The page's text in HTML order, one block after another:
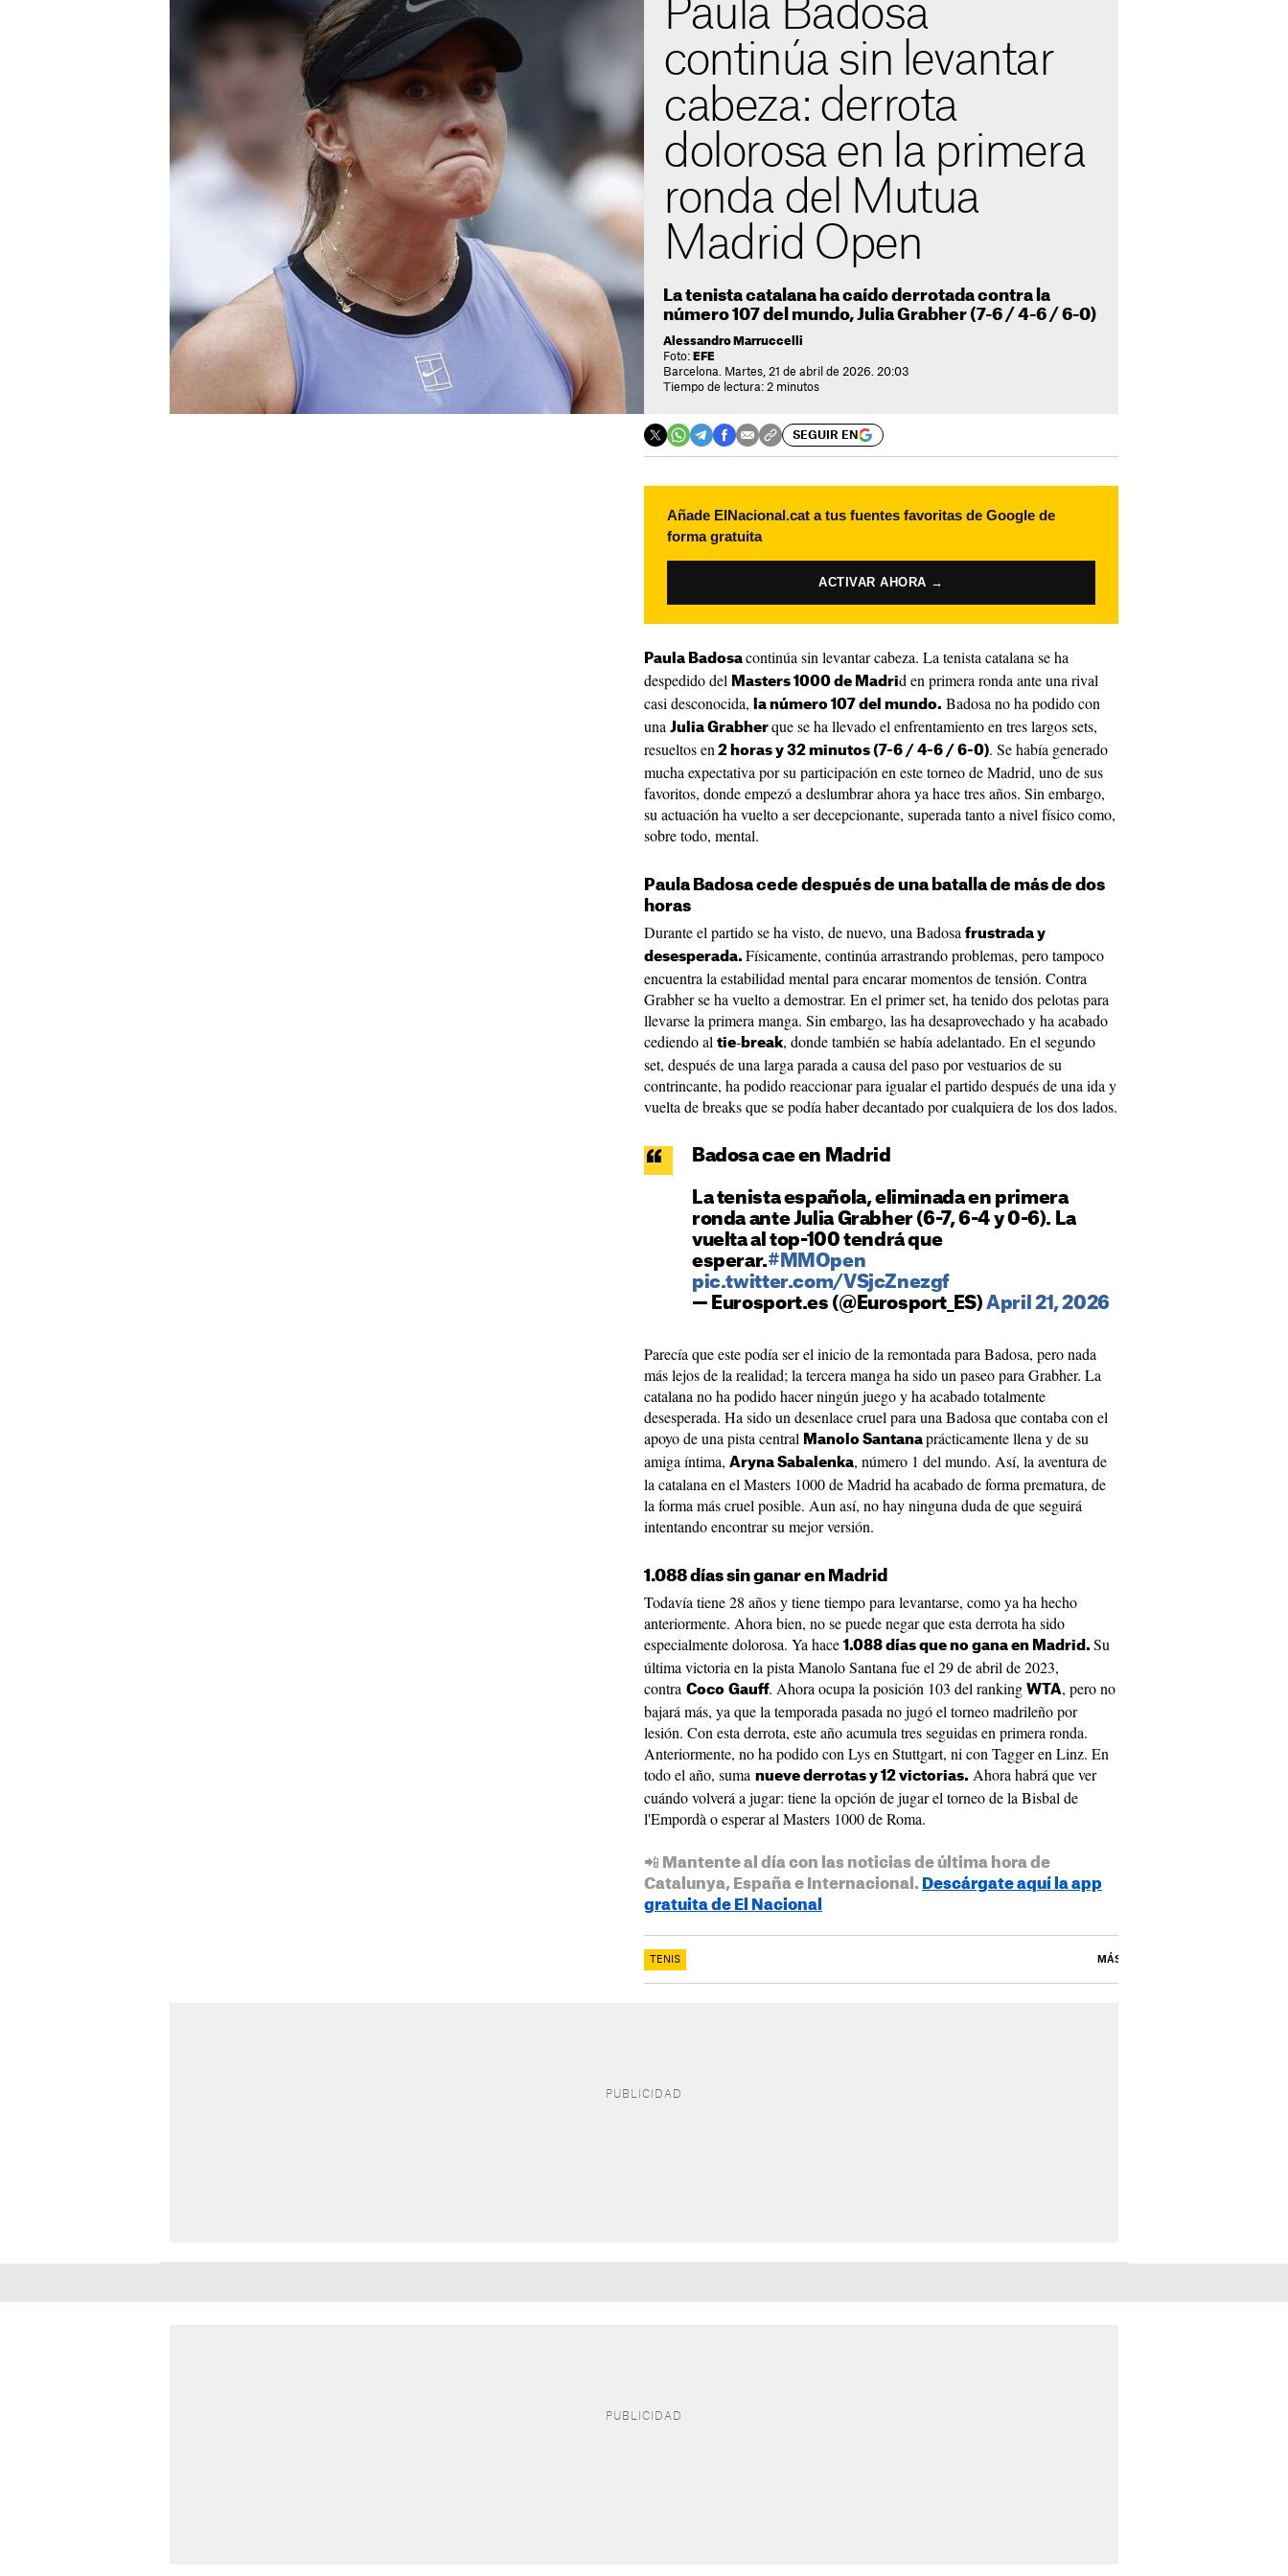
Paula Badosa
continúa sin levantar
cabeza: derrota
dolorosa en la primera
ronda del Mutua
Madrid Open
La tenista catalana ha caído derrotada contra la
número 107 del mundo, Julia Grabher (7-6 / 4-6 / 6-0)
Alessandro Marruccelli
Foto: EFE
Barcelona. Martes, 21 de abril de 2026. 20:03
Tiempo de lectura: 2 minutos
SEGUIR EN
Añade ElNacional.cat a tus fuentes favoritas de Google de
forma gratuita
ACTIVAR AHORA →
Paula Badosa continúa sin levantar cabeza. La tenista catalana se ha
despedido del Masters 1000 de Madrid en primera ronda ante una rival
casi desconocida,
la número 107 del mundo. Badosa no ha podido con
una Julia Grabher que se ha llevado el enfrentamiento en tres largos sets,
resueltos en 2 horas y 32 minutos (7-6 / 4-6 / 6-0). Se había generado
mucha expectativa por su participación en este torneo de Madrid, uno de sus
favoritos, donde empezó a deslumbrar ahora ya hace tres años. Sin embargo,
su actuación ha vuelto a ser decepcionante, superada tanto a nivel físico como,
sobre todo, mental.
Paula Badosa cede después de una batalla de más de dos
horas
Durante el partido se ha visto, de nuevo, una Badosa frustrada y
desesperada. Físicamente, continúa arrastrando problemas, pero tampoco
encuentra la estabilidad mental para encarar momentos de tensión. Contra
Grabher se ha vuelto a demostrar. En el primer set, ha tenido dos pelotas para
llevarse la primera manga. Sin embargo, las ha desaprovechado y ha acabado
cediendo al tie- break, donde también se había adelantado. En el segundo
set, después de una larga parada a causa del paso por vestuarios de su
contrincante, ha podido reaccionar para igualar el partido después de una ida y
vuelta de breaks que se podía haber decantado por cualquiera de los dos lados.
Badosa cae en Madrid
La tenista española, eliminada en primera
ronda ante Julia Grabher (6-7, 6-4 y 0-6). La
vuelta al top-100 tendrá que
esperar.#MMOpen
pic.twitter.com/VSjcZnezgf
— Eurosport.es (@Eurosport_ES)April 21, 2026
Parecía que este podía ser el inicio de la remontada para Badosa, pero nada
más lejos de la realidad; la tercera manga ha sido un paseo para Grabher. La
catalana no ha podido hacer ningún juego y ha acabado totalmente
desesperada. Ha sido un desenlace cruel para una Badosa que contaba con el
apoyo de una pista central Manolo Santana prácticamente llena y de su
amiga íntima, Aryna Sabalenka, número 1 del mundo. Así, la aventura de
la catalana en el Masters 1000 de Madrid ha acabado de forma prematura, de
la forma más cruel posible. Aun así, no hay ninguna duda de que seguirá
intentando encontrar su mejor versión.
1.088 días sin ganar en Madrid
Todavía tiene 28 años y tiene tiempo para levantarse, como ya ha hecho
anteriormente. Ahora bien, no se puede negar que esta derrota ha sido
especialmente dolorosa. Ya hace 1.088 días que no gana en Madrid. Su
última victoria en la pista Manolo Santana fue el 29 de abril de 2023,
contra Coco Gauff. Ahora ocupa la posición 103 del ranking WTA, pero no
bajará más, ya que la temporada pasada no jugó el torneo madrileño por
lesión. Con esta derrota, este año acumula tres seguidas en primera ronda.
Anteriormente, no ha podido con Lys en Stuttgart, ni con Tagger en Linz. En
todo el año, suma nueve derrotas y 12 victorias. Ahora habrá que ver
cuándo volverá a jugar: tiene la opción de jugar el torneo de la Bisbal de
l'Empordà o esperar al Masters 1000 de Roma.
📲 Mantente al día con las noticias de última hora de
Catalunya, España e Internacional. Descárgate aquí la app
gratuita de El Nacional
TENIS MÁS